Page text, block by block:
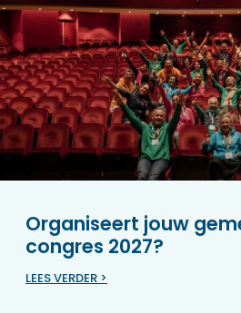
Organiseert jouw
congres 2027?
LEES VERDER >